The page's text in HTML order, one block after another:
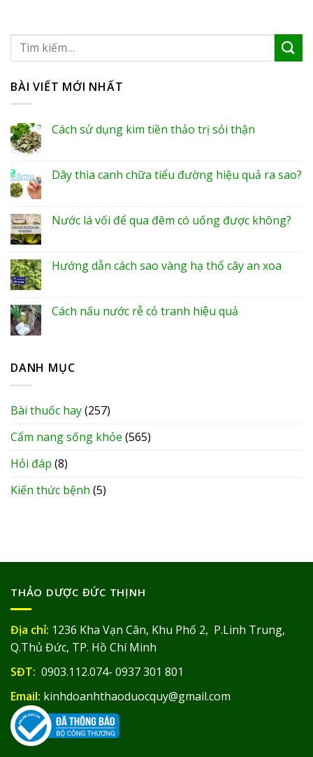
BÀI VIẾT MỚI NHẤT
Cách sử dụng kim tiền thảo trị sỏi thận
Dây thìa canh chữa tiểu đường hiệu quả ra sao?
Nước lá vối để qua đêm có uống được không?
Hướng dẫn cách sao vàng hạ thổ cây an xoa
Cách nấu nước rễ cỏ tranh hiệu quả
DANH MỤC
Bài thuốc hay(257)
Cẩm nang sống khỏe (565)
Hỏi đáp (8)
Kiến thức bệnh (5)
THẢO DƯỢC ĐỨC THỊNH
Địa chỉ: 1236 Kha Vạn Cân, Khu Phố 2, P.Linh Trung,
Q.Thủ Đức, TP. Hồ Chí Minh
SĐT: 0903.112.074- 0937 301 801
Email: kinhdoanhthaoduocquy@gmail.com